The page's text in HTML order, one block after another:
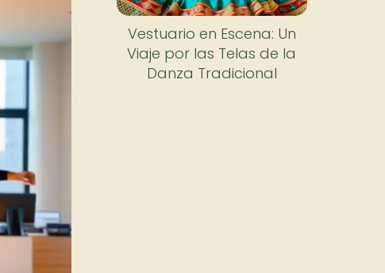
Vestuario en Escena: Un
Viaje por las Telas de la
Danza Tradicional